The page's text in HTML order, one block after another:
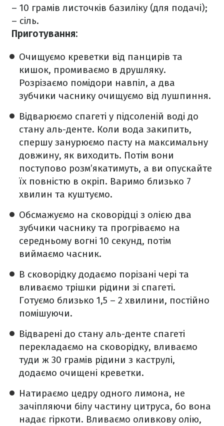
– 10 грамів листочків базиліку (для подачі);
– сіль.
Приготування:
Очищуємо креветки від панцирів та
кишок, промиваємо в друшляку.
Розрізаємо помідори навпіл, а два
зубчики часнику очищуємо від лушпиння.
Відварюємо спагеті у підсоленій воді до
стану аль-денте. Коли вода закипить,
спершу занурюємо пасту на максимальну
довжину, як виходить. Потім вони
поступово розм’якатимуть, а ви опускайте
їх повністю в окріп. Варимо близько 7
хвилин та куштуємо.
Обсмажуємо на сковорідці з олією два
зубчики часнику та прогріваємо на
середньому вогні 10 секунд, потім
виймаємо часник.
В сковорідку додаємо порізані чері та
вливаємо трішки рідини зі спагеті.
Готуємо близько 1,5 – 2 хвилини, постійно
помішуючи.
Відварені до стану аль-денте спагеті
перекладаємо на сковорідку, вливаємо
туди ж 30 грамів рідини з каструлі,
додаємо очищені креветки.
Натираємо цедру одного лимона, не
зачіпляючи білу частину цитруса, бо вона
надає гіркоти. Вливаємо оливкову олію,